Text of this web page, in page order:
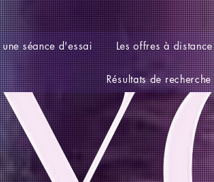
une séance d'essai Les offres à distance
Résultats de recherche